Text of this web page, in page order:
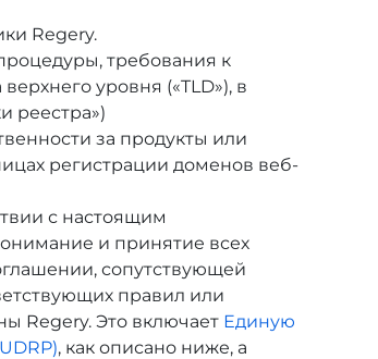
Regery.
требования к
уровня («TLD»), в
реестра»)
за продукты или
регистрации доменов веб-
с настоящим
и принятие всех
сопутствующей
правил или
Regery. Это включает Единую
, как описано ниже, а